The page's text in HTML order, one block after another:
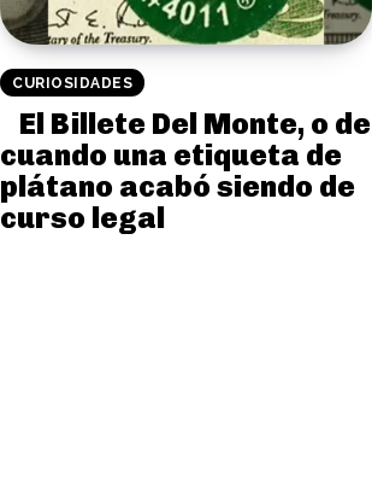
CURIOSIDADES
El Billete Del Monte, o de
cuando una etiqueta de
plátano acabó siendo de
curso legal